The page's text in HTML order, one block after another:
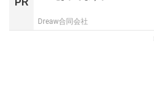
PR
Dreaw合同会社